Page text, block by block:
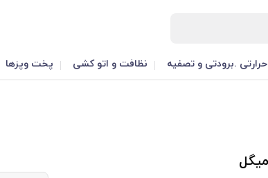
حرارتی .برودتی و تصفیه نظافت و اتو کشی پخت وپزها